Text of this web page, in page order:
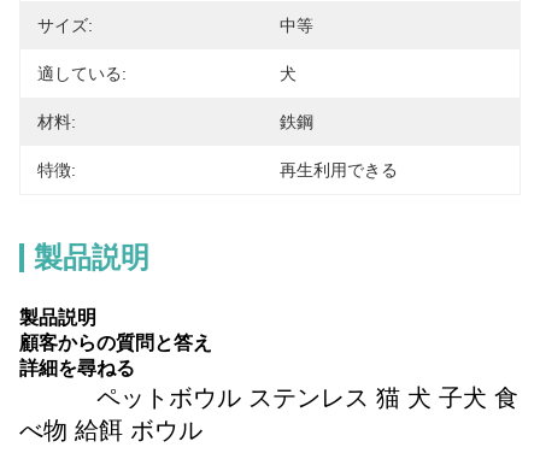
サイズ: 中等
適している: 犬
材料: 鉄鋼
特徴: 再生利用できる
製品説明
製品説明
顧客からの質問と答え
詳細を尋ねる
ペットボウル ステンレス 猫 犬 子犬 食
べ物 給餌 ボウル